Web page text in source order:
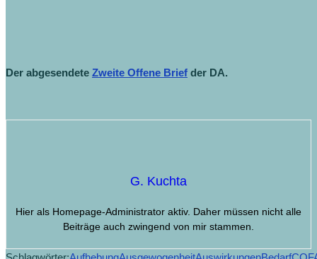
Der abgesendete Zweite Offene Brief der DA.
G. Kuchta
Hier als Homepage-Administrator aktiv. Daher müssen nicht alle
Beiträge auch zwingend von mir stammen.